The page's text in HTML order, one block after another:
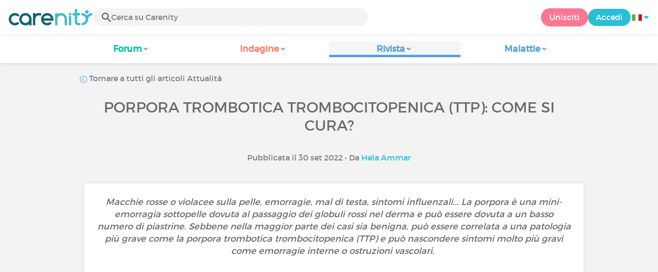
Unisciti Accedi
Forum Indagine Rivista Malattie
Tornare a tutti gli articoli Attualità
PORPORA TROMBOTICA TROMBOCITOPENICA (TTP): COME SI
CURA?
Pubblicata il 30 set 2022 • Da Hela Ammar
Macchie rosse o violacee sulla pelle, emorragie, mal di testa, sintomi influenzali... La porpora è una mini-
emorragia sottopelle dovuta al passaggio dei globuli rossi nel derma e può essere dovuta a un basso
numero di piastrine. Sebbene nella maggior parte dei casi sia benigna, può essere correlata a una patologia
più grave come la porpora trombotica trombocitopenica (TTP) e può nascondere sintomi molto più gravi
come emorragie interne o ostruzioni vascolari.